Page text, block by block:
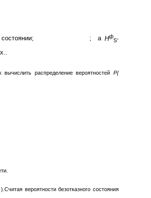
; aHф
S-
вычислить распределение вероятностейP{
вероятности безотказного состояния